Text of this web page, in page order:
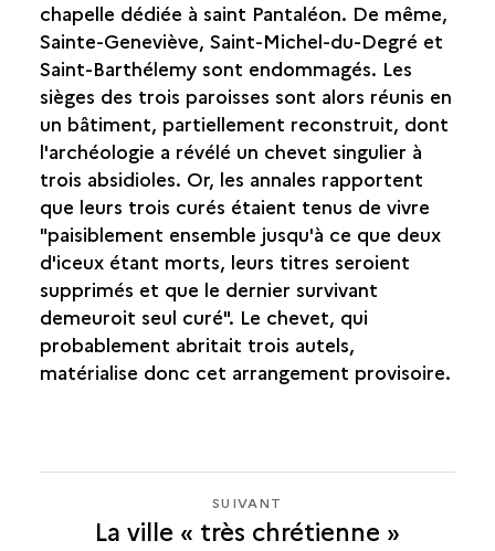
chapelle dédiée à saint Pantaléon. De même,
Sainte-Geneviève, Saint-Michel-du-Degré et
Saint-Barthélemy sont endommagés. Les
sièges des trois paroisses sont alors réunis en
un bâtiment, partiellement reconstruit, dont
l'archéologie a révélé un chevet singulier à
trois absidioles. Or, les annales rapportent
que leurs trois curés étaient tenus de vivre
"paisiblement ensemble jusqu'à ce que deux
d'iceux étant morts, leurs titres seroient
supprimés et que le dernier survivant
demeuroit seul curé". Le chevet, qui
probablement abritait trois autels,
matérialise donc cet arrangement provisoire.
SUIVANT
LA
SUIVANT
La ville « très chrétienne »